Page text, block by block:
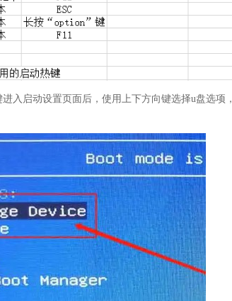
入启动设置页面后，使用上下方向键选择u盘选项，